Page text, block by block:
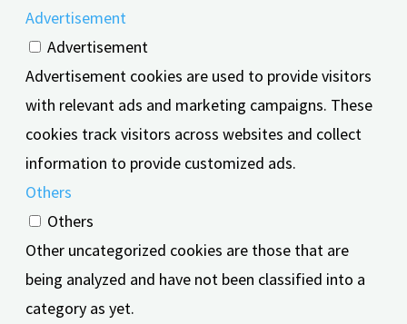
Advertisement
Advertisement
Advertisement cookies are used to provide visitors
with relevant ads and marketing campaigns. These
cookies track visitors across websites and collect
information to provide customized ads.
Others
Others
Other uncategorized cookies are those that are
being analyzed and have not been classified into a
category as yet.